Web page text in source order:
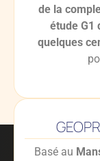
de la
étude G1
quelques
Basé au